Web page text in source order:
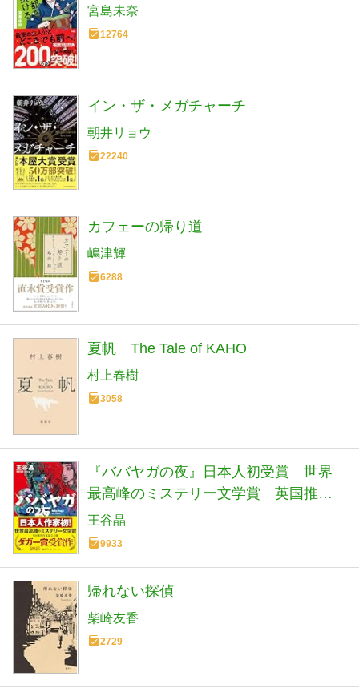
宮島未奈
12764
イン・ザ・メガチャーチ
朝井リョウ
22240
カフェーの帰り道
嶋津輝
6288
夏帆 The Tale of KAHO
村上春樹
3058
『ババヤガの夜』日本人初受賞 世界
最高峰のミステリー文学賞 英国推理
作家協会賞(ダガー賞） (河出文庫 お 46-
1)
王谷晶
9933
帰れない探偵
柴崎友香
2729